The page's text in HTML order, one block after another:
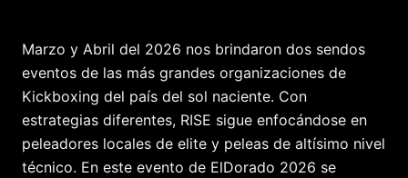
Marzo y Abril del 2026 nos brindaron dos sendos
eventos de las más grandes organizaciones de
Kickboxing del país del sol naciente. Con
estrategias diferentes, RISE sigue enfocándose en
peleadores locales de elite y peleas de altísimo nivel
técnico. En este evento de ElDorado 2026 se